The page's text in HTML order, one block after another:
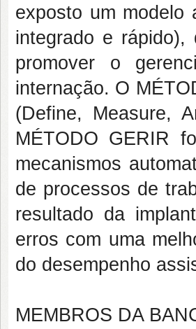
exposto um modelo
integrado e rápido),
promover o
internação. O
(Define, Measure,
MÉTODO GERIR
mecanismos
de processos de
resultado da
erros com uma
do desempenho
MEMBROS DA